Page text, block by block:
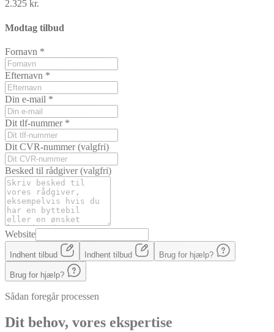
2.325 kr.
Modtag tilbud
Fornavn *
Efternavn *
Din e-mail *
Dit tlf-nummer *
Dit CVR-nummer(valgfri)
Besked til rådgiver(valgfri)
Website
Indhent tilbud Indhent tilbud Brug for hjælp?
Brug for hjælp?
Sådan foregår processen
Dit behov, vores ekspertise